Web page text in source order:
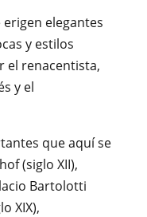
erigen elegantes
y estilos
el renacentista,
y el
que aquí se
(siglo XII),
Bartolotti
XIX),